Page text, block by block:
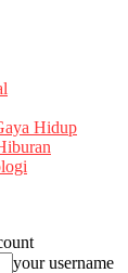
Hidup
your username